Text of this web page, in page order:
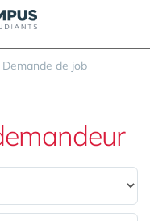
Demande de job